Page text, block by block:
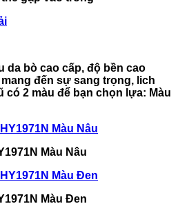
da bò cao cấp, độ bền cao
đến sự sang trọng, lich
có 2 màu để bạn chọn lựa: Màu
Màu Nâu
Màu Đen